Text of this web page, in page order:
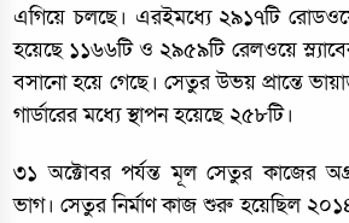
এগিয়ে চলছে। এরইমধ্যে ২৯১৭টি
হয়েছে ১১৬৬টি ও ২৯৫৯টি রেলওয়ে
বসানো হয়ে গেছে। সেতুর উভয় প্রান্তে
গার্ডারের মধ্যে স্থাপন হয়েছে ২৫৮টি।
৩১ অক্টোবর পর্যন্ত মূল সেতুর কাজের
ভাগ। সেতুর নির্মাণ কাজ শুরু হয়েছিল